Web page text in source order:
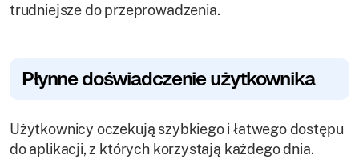
trudniejsze do przeprowadzenia.
Płynne doświadczenie użytkownika
Użytkownicy oczekują szybkiego i łatwego dostępu
do aplikacji, z których korzystają każdego dnia.